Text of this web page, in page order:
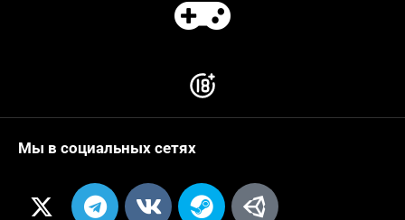
Мы в социальных сетях